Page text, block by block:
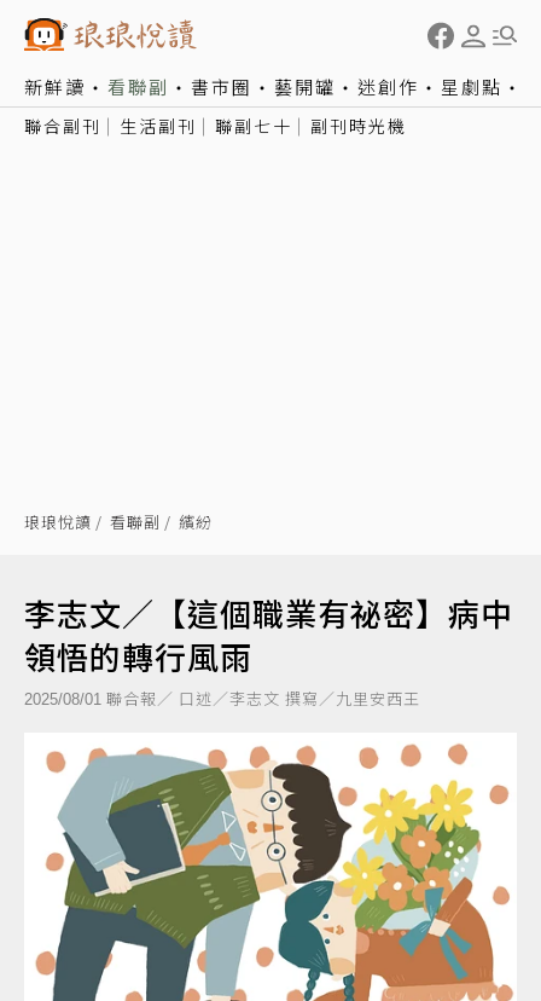
新鮮讀 看聯副 書市圈 藝開罐 迷創作 星劇點
聯合副刊 生活副刊 聯副七十 副刊時光機
琅琅悅讀 看聯副 繽紛
李志文／【這個職業有祕密】病中
領悟的轉行風雨
2025/08/01 聯合報／ 口述／李志文 撰寫／九里安西王